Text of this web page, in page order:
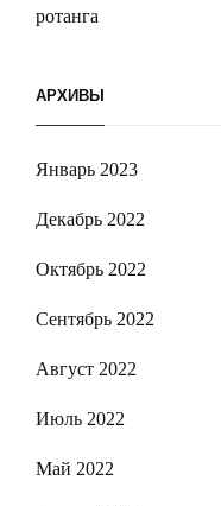
ротанга
АРХИВЫ
Январь 2023
Декабрь 2022
Октябрь 2022
Сентябрь 2022
Август 2022
Июль 2022
Май 2022